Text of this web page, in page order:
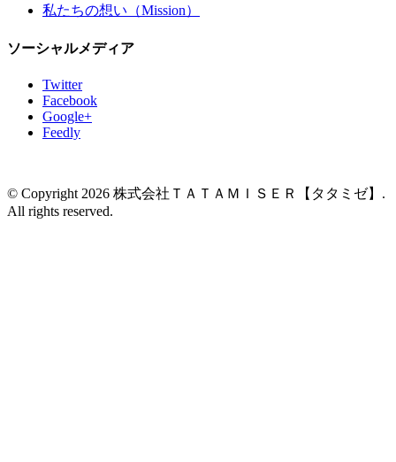
私たちの想い（Mission）
ソーシャルメディア
Twitter
Facebook
Google+
Feedly
© Copyright 2026 株式会社ＴＡＴＡＭＩＳＥＲ【タタミゼ】.
All rights reserved.